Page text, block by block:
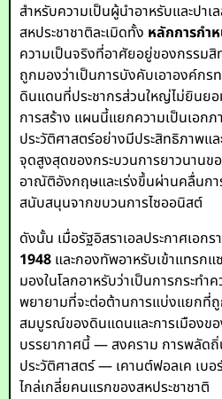
สำหรับความเป็นผู้นำอาหรับและปาเ
สหประชาชาติละเมิดทั้ง หลักการกำ
ความเป็นจริงที่อาศัยอยู่ของกรรม
ถูกมองว่าเป็นการบังคับเอาองค์กร
ดินแดนที่ประชากรส่วนใหญ่ไม่ยินยอ
การสร้าง แผนนี้แยกความเป็นเอกภ
ประวัติศาสตร์อย่างมีประสิทธิภาพแ
จุดสูงสุดของกระบวนการยาวนานข
อาณัติอังกฤษและเร่งขึ้นผ่านคลื่นก
สนับสนุนจากขบวนการไซออนิสต์
ดังนั้น เมื่อรัฐอิสราเอลประกาศเอกร
1948 และกองทัพอาหรับเข้าแทรก
มองในโลกอาหรับว่าเป็นการกระทำ
พยายามที่จะต่อต้านการแบ่งแยกที่
สมบูรณ์ของดินแดนและการเมืองขอ
บรรยากาศนี้ — สงคราม การพลัดถิ่
ประวัติศาสตร์ — เคานต์ฟอลเค เบ
ไกล่เกลี่ยคนแรกของสหประชาชาติ